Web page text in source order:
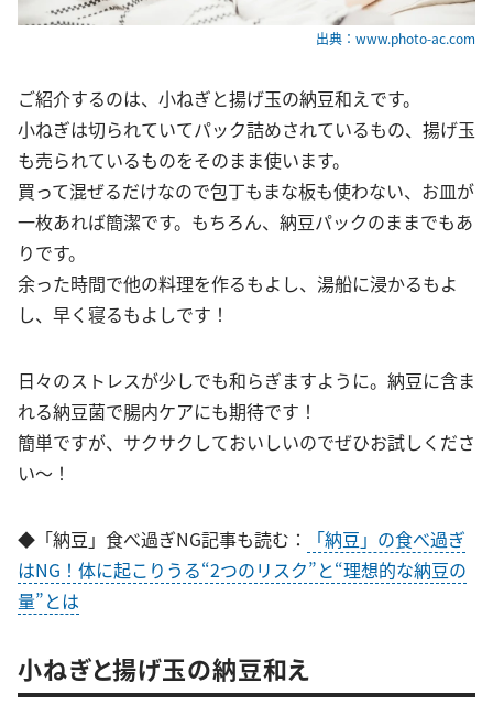
出典：www.photo-ac.com
ご紹介するのは、小ねぎと揚げ玉の納豆和えです。
小ねぎは切られていてパック詰めされているもの、揚げ玉
も売られているものをそのまま使います。
買って混ぜるだけなので包丁もまな板も使わない、お皿が
一枚あれば簡潔です。もちろん、納豆パックのままでもあ
りです。
余った時間で他の料理を作るもよし、湯船に浸かるもよ
し、早く寝るもよしです！
日々のストレスが少しでも和らぎますように。納豆に含ま
れる納豆菌で腸内ケアにも期待です！
簡単ですが、サクサクしておいしいのでぜひお試しくださ
い〜！
◆「納豆」食べ過ぎNG記事も読む：
「納豆」の食べ過ぎ
はNG！体に起こりうる“2つのリスク”と“理想的な納豆の
量”とは
小ねぎと揚げ玉の納豆和え